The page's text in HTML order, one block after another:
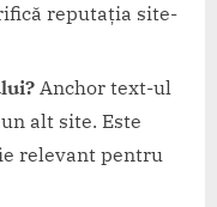
reputația site-
Anchor text-ul
alt site. Este
relevant pentru